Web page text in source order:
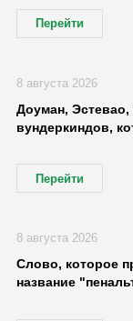
Перейти
Доуман,
вундеркиндов,
Перейти
8 августа 2026
Слово, которое
название
8 августа 2026